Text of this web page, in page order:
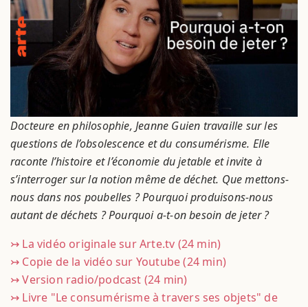
Docteure en philosophie, Jeanne Guien travaille sur les
questions de l’obsolescence et du consumérisme. Elle
raconte l’histoire et l’économie du jetable et invite à
s’interroger sur la notion même de déchet. Que mettons-
nous dans nos poubelles ? Pourquoi produisons-nous
autant de déchets ? Pourquoi a-t-on besoin de jeter ?
↣ La vidéo originale sur Arte.tv (24 min)
↣ Copie de la vidéo sur Youtube (24 min)
↣ Version radio/podcast (24 min)
↣ Livre "Le consumérisme à travers ses objets" de